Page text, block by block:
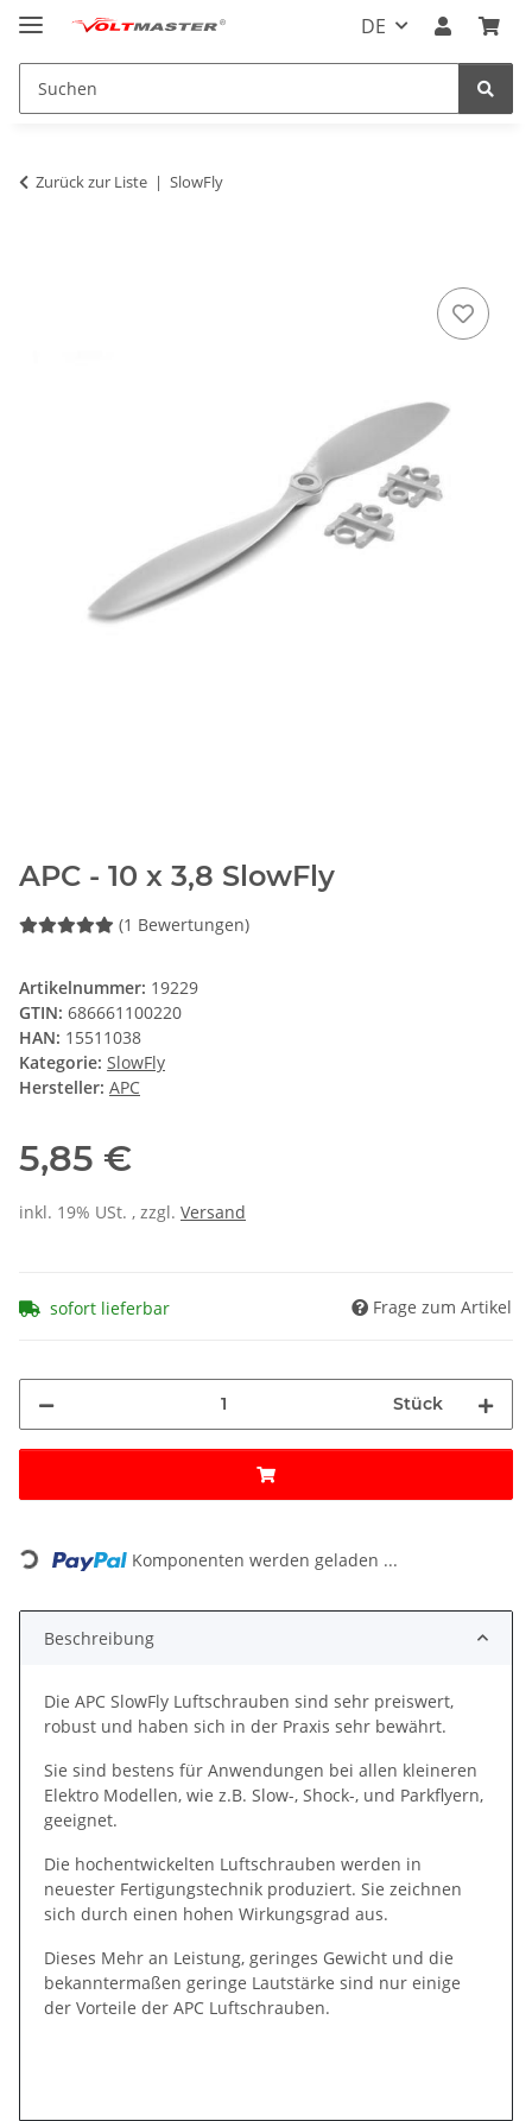
DE
Zurück zur Liste SlowFly
APC - 10 x 3,8 SlowFly
(1 Bewertungen)
Artikelnummer: 19229
GTIN: 686661100220
HAN: 15511038
Kategorie: SlowFly
Hersteller: APC
5,85 €
inkl. 19% USt. , zzgl. Versand
sofort lieferbar Frage zum Artikel
Stück
Komponenten werden geladen ...
Beschreibung
Die APC SlowFly Luftschrauben sind sehr preiswert,
robust und haben sich in der Praxis sehr bewährt.
Sie sind bestens für Anwendungen bei allen kleineren
Elektro Modellen, wie z.B. Slow-, Shock-, und Parkflyern,
geeignet.
Die hochentwickelten Luftschrauben werden in
neuester Fertigungstechnik produziert. Sie zeichnen
sich durch einen hohen Wirkungsgrad aus.
Dieses Mehr an Leistung, geringes Gewicht und die
bekanntermaßen geringe Lautstärke sind nur einige
der Vorteile der APC Luftschrauben.